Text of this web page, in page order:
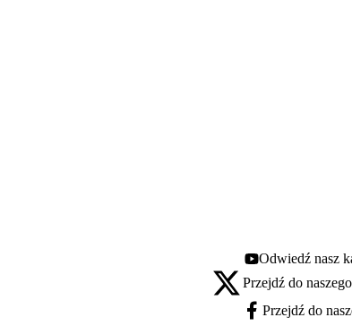
Youtube - otwiera się w
Odwiedź nasz
X - otwiera się w nowej karcie
Przejdź do
Facebook - otwiera się w
Przejdź do